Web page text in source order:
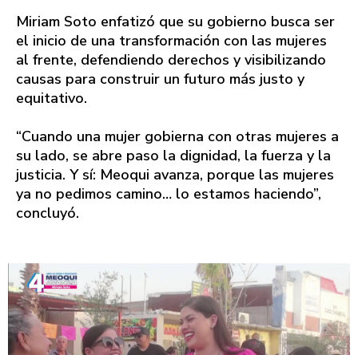
Miriam Soto enfatizó que su gobierno busca ser
el inicio de una transformación con las mujeres
al frente, defendiendo derechos y visibilizando
causas para construir un futuro más justo y
equitativo.
“Cuando una mujer gobierna con otras mujeres a
su lado, se abre paso la dignidad, la fuerza y la
justicia. Y sí: Meoqui avanza, porque las mujeres
ya no pedimos camino… lo estamos haciendo”,
concluyó.